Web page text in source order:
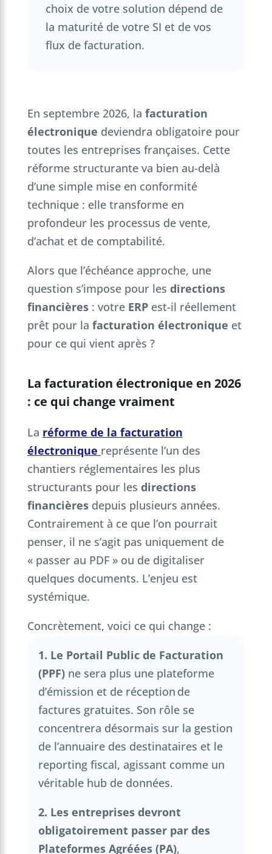
choix de votre solution dépend de
la maturité de votre SI et de vos
flux de facturation.
En septembre 2026, la facturation
électronique deviendra obligatoire pour
toutes les entreprises françaises. Cette
réforme structurante va bien au-delà
d’une simple mise en conformité
technique : elle transforme en
profondeur les processus de vente,
d’achat et de comptabilité.
Alors que l’échéance approche, une
question s’impose pour les directions
financières: votre ERPest-il réellement
prêt pour la facturation électronique et
pour ce qui vient après ?
La facturation électronique en 2026
: ce qui change vraiment
La réforme de la facturation
électronique représente l’un des
chantiers réglementaires les plus
structurants pour les directions
financièresdepuis plusieurs années.
Contrairement à ce que l’on pourrait
penser, il ne s’agit pas uniquement de
« passer au PDF » ou de digitaliser
quelques documents. L’enjeu est
systémique.
Concrètement, voici ce qui change :
1. Le Portail Public de Facturation
(PPF)ne sera plus une plateforme
d’émission et de réception de
factures gratuites. Son rôle se
concentrera désormais sur la gestion
de l’annuaire des destinataires et le
reporting fiscal, agissant comme un
véritable hub de données.
2. Les entreprises devront
obligatoirement passer par des
Plateformes Agréées (PA),